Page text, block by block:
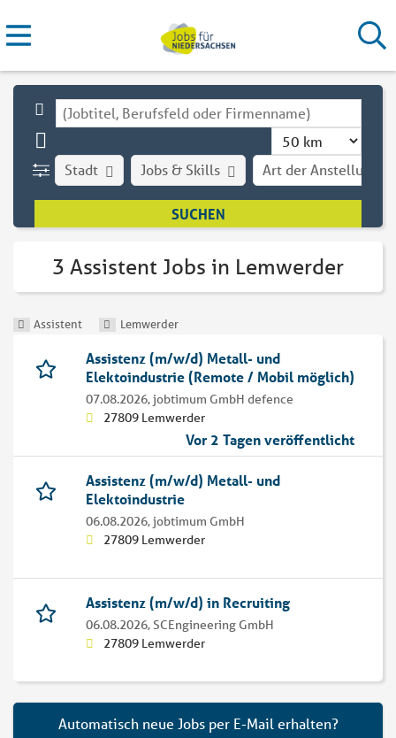
Stadt Art der Anstellung
Jobs & Skills
3 Assistent Jobs in Lemwerder
Assistent Lemwerder
Assistenz (m/w/d) Metall- und
Elektoindustrie (Remote / Mobil möglich)
07.08.2026,jobtimum GmbH defence
27809 Lemwerder
Vor 2 Tagen veröffentlicht
Assistenz (m/w/d) Metall- und
Elektoindustrie
06.08.2026,jobtimum GmbH
27809 Lemwerder
Assistenz (m/w/d) in Recruiting
06.08.2026,SCEngineering GmbH
27809 Lemwerder
Automatisch neue Jobs per E-Mail erhalten?